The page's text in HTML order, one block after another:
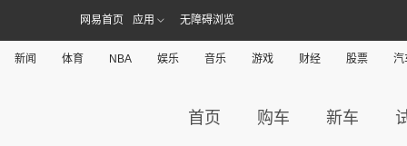
网易首页 应用 无障碍浏览
新闻 体育 NBA 娱乐 音乐 游戏 财经 股票 汽
首页 购车 新车